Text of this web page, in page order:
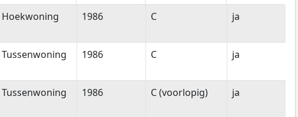
Woningtype Bouwjaar Energielabel
Bebouwde
kom
Hoekwoning 1986 C ja
Tussenwoning 1986 C ja
Tussenwoning 1986 C (voorlopig) ja